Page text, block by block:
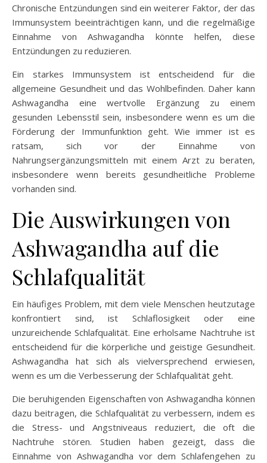
Chronische Entzündungen sind ein weiterer Faktor, der das
Immunsystem beeinträchtigen kann, und die regelmäßige
Einnahme von Ashwagandha könnte helfen, diese
Entzündungen zu reduzieren.
Ein starkes Immunsystem ist entscheidend für die
allgemeine Gesundheit und das Wohlbefinden. Daher kann
Ashwagandha eine wertvolle Ergänzung zu einem
gesunden Lebensstil sein, insbesondere wenn es um die
Förderung der Immunfunktion geht. Wie immer ist es
ratsam, sich vor der Einnahme von
Nahrungsergänzungsmitteln mit einem Arzt zu beraten,
insbesondere wenn bereits gesundheitliche Probleme
vorhanden sind.
Die Auswirkungen von
Ashwagandha auf die
Schlafqualität
Ein häufiges Problem, mit dem viele Menschen heutzutage
konfrontiert sind, ist Schlaflosigkeit oder eine
unzureichende Schlafqualität. Eine erholsame Nachtruhe ist
entscheidend für die körperliche und geistige Gesundheit.
Ashwagandha hat sich als vielversprechend erwiesen,
wenn es um die Verbesserung der Schlafqualität geht.
Die beruhigenden Eigenschaften von Ashwagandha können
dazu beitragen, die Schlafqualität zu verbessern, indem es
die Stress- und Angstniveaus reduziert, die oft die
Nachtruhe stören. Studien haben gezeigt, dass die
Einnahme von Ashwagandha vor dem Schlafengehen zu